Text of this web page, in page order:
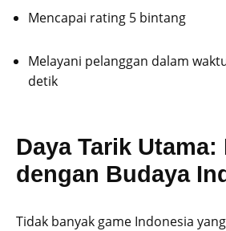
Mencapai rating 5 bintang
Melayani pelanggan dalam
detik
Daya Tarik Utama:
dengan Budaya
Tidak banyak game Indonesia